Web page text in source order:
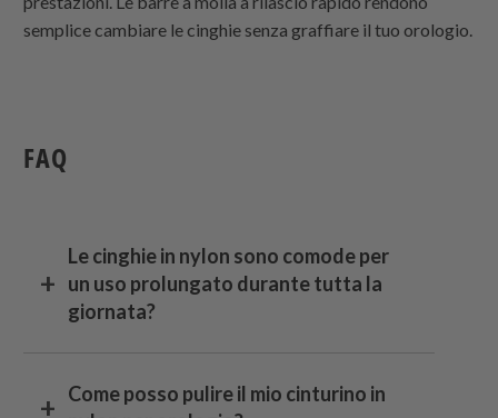
semplice cambiare le cinghie senza graffiare il tuo orologio.
FAQ
Le cinghie in nylon sono comode per
un uso prolungato durante tutta la
giornata?
Come posso pulire il mio cinturino in